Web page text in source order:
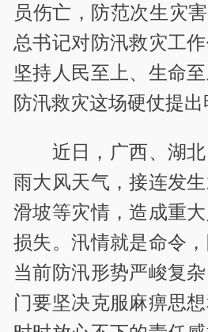
员伤亡，防范次生灾
总书记对防汛救灾工
坚持人民至上、生命
防汛救灾这场硬仗提出
近日，广西、湖
雨大风天气，接连发
滑坡等灾情，造成重
损失。汛情就是命令，
当前防汛形势严峻复
门要坚决克服麻痹思